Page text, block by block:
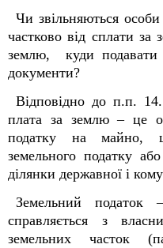
Чи звільняються
частково від сплати
землю, куди подавати
документи?
Відповідно до п.п.
плата за землю – це
податку на майно,
земельного податку
ділянки державної і
Земельний податок
справляється з
земельних часток